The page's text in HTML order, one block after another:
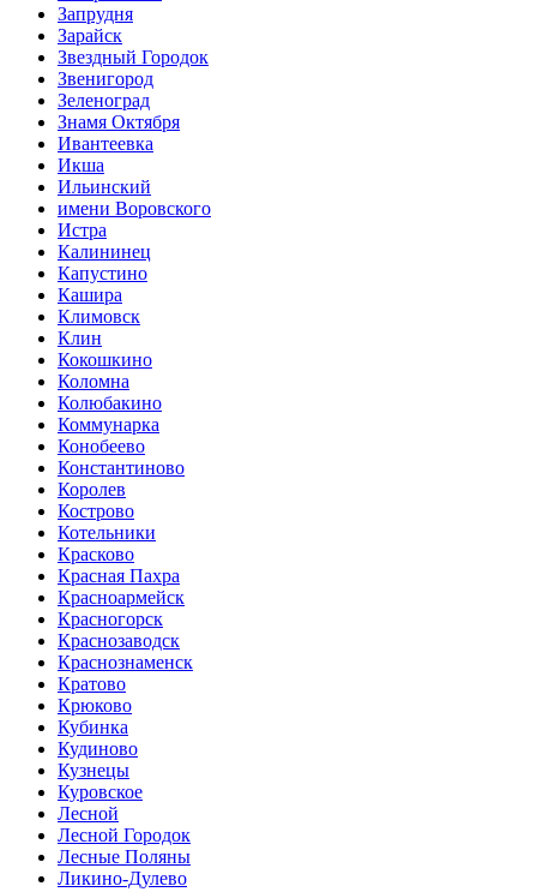
Запрудня
Зарайск
Звездный Городок
Звенигород
Зеленоград
Знамя Октября
Ивантеевка
Икша
Ильинский
имени Воровского
Истра
Калининец
Капустино
Кашира
Климовск
Клин
Кокошкино
Коломна
Колюбакино
Коммунарка
Конобеево
Константиново
Королев
Кострово
Котельники
Красково
Красная Пахра
Красноармейск
Красногорск
Краснозаводск
Краснознаменск
Кратово
Крюково
Кубинка
Кудиново
Кузнецы
Куровское
Лесной
Лесной Городок
Лесные Поляны
Ликино-Дулево